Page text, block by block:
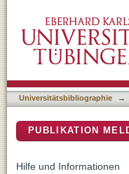
based on
Universitätsbibliographie →
PUBLIKATION
Hilfe und Informationen